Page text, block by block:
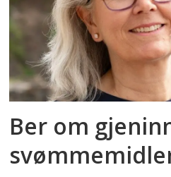
Ber om